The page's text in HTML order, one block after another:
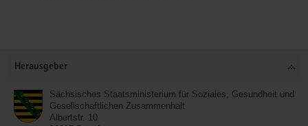
Herausgeber
Sächsisches Staatsministerium für Soziales, Gesundheit und
Gesellschaftlichen Zusammenhalt
Albertstr. 10